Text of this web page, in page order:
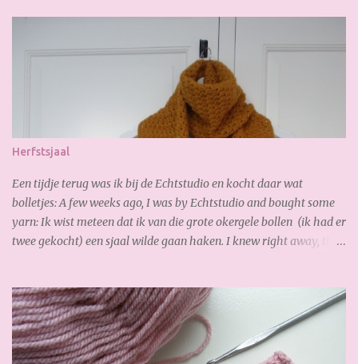
p
Herfstsjaal
Een tijdje terug was ik bij de Echtstudio en kocht daar wat
bolletjes: A few weeks ago, I was by Echtstudio and bought some
yarn: Ik wist meteen dat ik van die grote okergele bollen (ik had er
twee gekocht) een sjaal wilde gaan haken. I knew right away, that
snel bij. De volgende dag had ik de nieuwe bollen al weer binnen,
zo fijn! Soon I noticed that I had too short, so I ordered online
quickly. The next day I received the new yarn already. Gisteren
legde ik de laatste hand aan mijn sjaal. Zoooo blij mee!!! Heerlijk